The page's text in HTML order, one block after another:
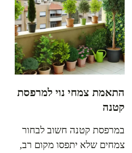
התאמת צמחי נוי למרפסת
קטנה
במרפסת קטנה חשוב לבחור
צמחים שלא יתפסו מקום רב,